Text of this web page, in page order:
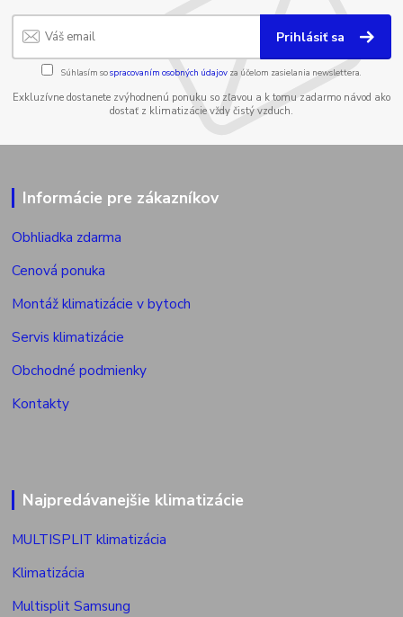
Prihlásiť sa
Súhlasím sospracovaním osobných údajov za účelom zasielania newslettera.
Exkluzívne dostanete zvýhodnenú ponuku so zľavou a k tomu zadarmo návod ako
dostať z klimatizácie vždy čistý vzduch.
Informácie pre zákazníkov
Obhliadka zdarma
Cenová ponuka
Montáž klimatizácie v bytoch
Servis klimatizácie
Obchodné podmienky
Kontakty
Najpredávanejšie klimatizácie
MULTISPLIT klimatizácia
Klimatizácia
Multisplit Samsung